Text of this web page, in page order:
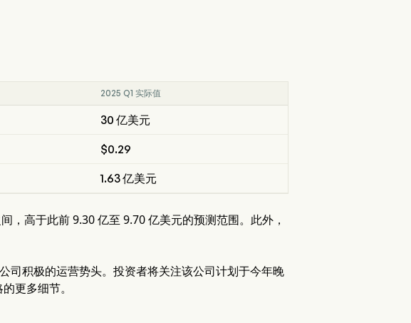
2025 Q1 实际值
30 亿美元
$0.29
1.63 亿美元
，高于此前 9.30 亿至 9.70 亿美元的预测范围。此外，
司积极的运营势头。投资者将关注该公司计划于今年晚
更多细节。